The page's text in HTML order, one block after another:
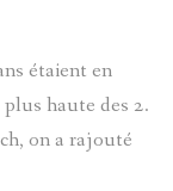
étaient en
haute des 2.
on a rajouté